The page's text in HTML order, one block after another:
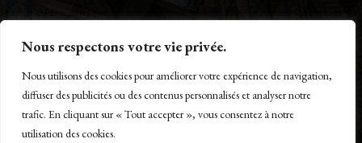
Nous respectons votre vie privée.
Nous utilisons des cookies pour améliorer votre expérience de navigation,
diffuser des publicités ou des contenus personnalisés et analyser notre
trafic. En cliquant sur « Tout accepter », vous consentez à notre
utilisation des cookies.
Créé par Maestro of IT – www.m-o-i.fr